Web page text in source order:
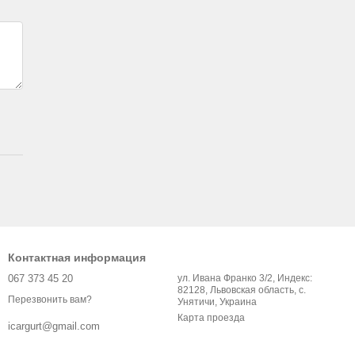
Контактная информация
067 373 45 20
Перезвонить вам?
icargurt@gmail.com
ул. Ивана Франко 3/2, Индекс:
82128, Львовская область, с.
Унятичи, Украина
Карта проезда